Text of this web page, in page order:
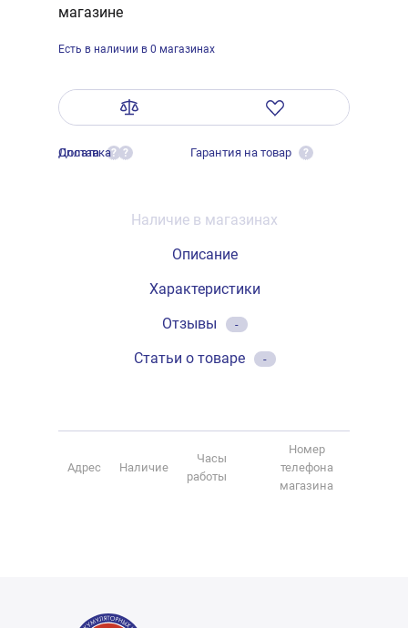
магазине
Есть в наличии в 0 магазинах
Оплата ?
Доставка ? Гарантия на товар ?
Наличие в магазинах
Описание
Характеристики
Отзывы
-
Статьи о товаре -
Адрес Наличие
Часы
работы
Номер
телефона
магазина